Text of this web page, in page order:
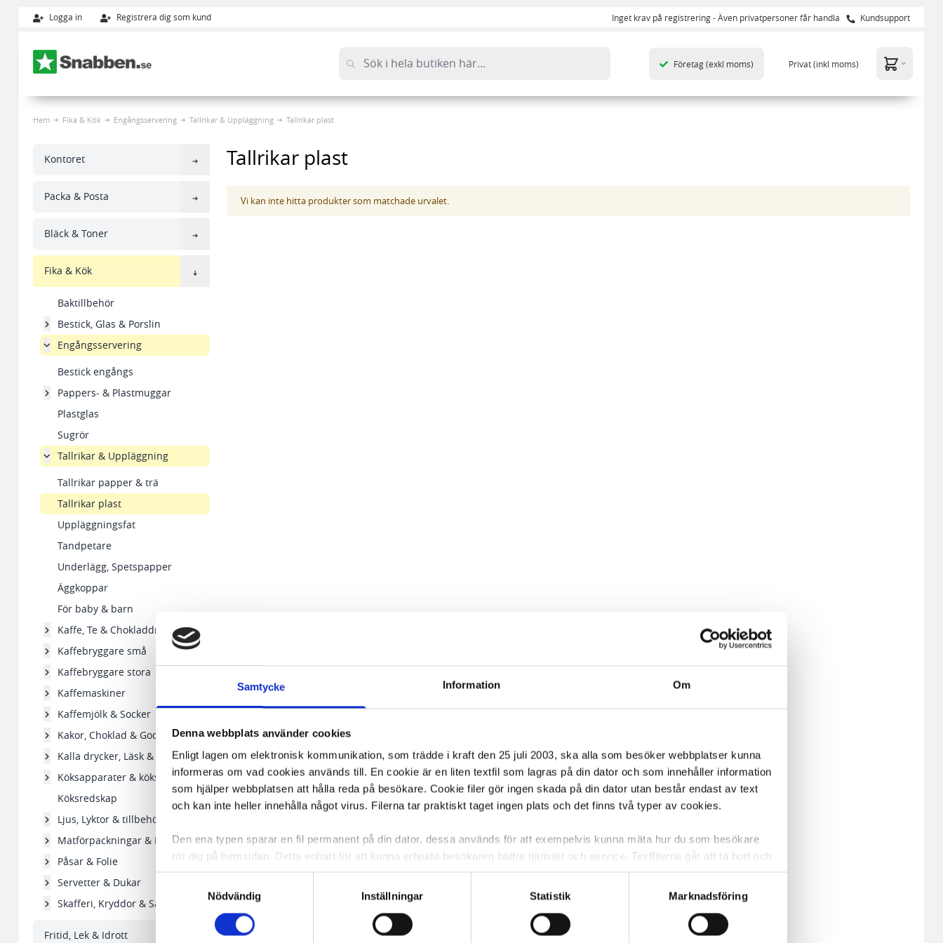
Samtycke Information Om
Denna webbplats använder cookies
Enligt lagen om elektronisk kommunikation, som trädde i kraft den 25 juli 2003, ska alla som besöker webbplatser kunna
informeras om vad cookies används till. En cookie är en liten textfil som lagras på din dator och som innehåller information
som hjälper webbplatsen att hålla reda på besökare. Cookie filer gör ingen skada på din dator utan består endast av text
och kan inte heller innehålla något virus. Filerna tar praktiskt taget ingen plats och det finns två typer av cookies.
Den ena typen sparar en fil permanent på din dator, dessa används för att exempelvis kunna mäta hur du som besökare
rör dig på hemsidan. Detta enbart för att kunna erbjuda besökaren bättre tjänster och service. Textfilerna går att ta bort och
de flesta webbläsare har funktioner för detta. Informationen som sparas på din dator är endast ett unikt nummer utan
någon koppling till personlig information, alltså helt anonymt.
Den andra typen av cookies som vanligtvis används är session cookies. Under tiden du är inne och besöker sidan delar
Nödvändig
Inställningar Statistik Marknadsföring
Logga in Registrera dig som kund Inget krav på registrering - Även privatpersoner får handla Kundsupport
Företag(exkl moms) Privat(inkl moms)
Hem Fika & Kök Engångsservering Tallrikar & Uppläggning Tallrikar plast
Kontoret
Packa & Posta
Bläck & Toner
Fika & Kök
Baktillbehör
Bestick, Glas & Porslin
Engångsservering
Bestick engångs
Pappers- & Plastmuggar
Plastglas
Sugrör
Tallrikar & Uppläggning
Tallrikar papper & trä
Tallrikar plast
Uppläggningsfat
Tandpetare
Underlägg, Spetspapper
Äggkoppar
För baby & barn
Kaffe, Te & Chokladdryck
Kaffebryggare små
Kaffebryggare stora
Kaffemaskiner
Kaffemjölk & Socker
Kakor, Choklad & Godis
Kalla drycker, Läsk & Vatten
Köksapparater & köksgeråd
Köksredskap
Ljus, Lyktor & tillbehör
Matförpackningar & Formar
Påsar & Folie
Servetter & Dukar
Skafferi, Kryddor & Såser
Fritid, Lek & Idrott
Tallrikar plast
Vi kan inte hitta produkter som matchade urvalet.